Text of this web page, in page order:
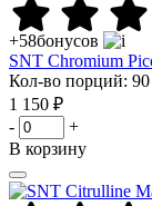
+58бонусов
SNT Chromium
Кол-во порций: 90
1 150 ₽
-
+
В корзину